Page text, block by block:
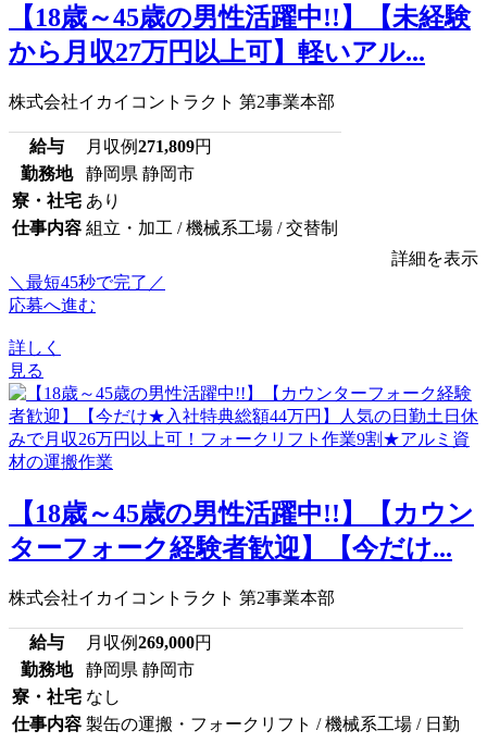
【18歳～45歳の男性活躍中!!】【未経験
から月収27万円以上可】軽いアル...
株式会社イカイコントラクト 第2事業本部
給与 月収例271,809円
勤務地
静岡県 静岡市
寮・社宅 あり
仕事内容 組立・加工 / 機械系工場 / 交替制
詳細を表示
＼最短45秒で完了／
応募へ進む
詳しく
見る
【18歳～45歳の男性活躍中!!】【カウン
ターフォーク経験者歓迎】【今だけ...
株式会社イカイコントラクト 第2事業本部
給与 月収例269,000円
勤務地
静岡県 静岡市
寮・社宅 なし
仕事内容 製缶の運搬・フォークリフト / 機械系工場 / 日勤